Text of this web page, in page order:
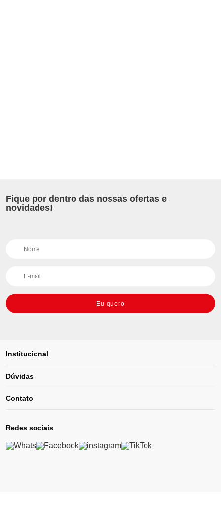
Fique por dentro das nossas ofertas e
novidades!
Eu quero
Institucional
Dúvidas
Contato
Redes sociais